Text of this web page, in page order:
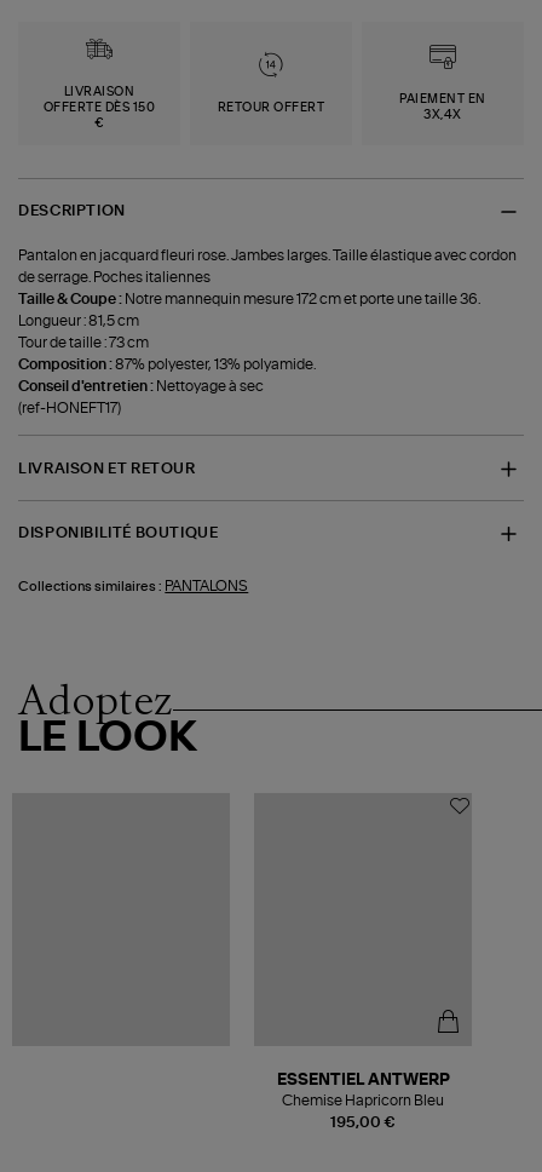
LIVRAISON
OFFERTE DÈS 150
€
RETOUR OFFERT
PAIEMENT EN
3X,4X
DESCRIPTION
Pantalon en jacquard fleuri rose. Jambes larges. Taille élastique avec cordon
de serrage. Poches italiennes
Taille & Coupe : Notre mannequin mesure 172 cm et porte une taille 36.
Longueur : 81,5 cm
Tour de taille : 73 cm
Composition :87% polyester, 13% polyamide.
Conseil d'entretien : Nettoyage à sec
(ref-HONEFT17)
LIVRAISON ET RETOUR
DISPONIBILITÉ BOUTIQUE
Collections similaires : PANTALONS
Adoptez
LE LOOK
195,00 €
ESSENTIEL ANTWERP
Chemise Hapricorn Bleu